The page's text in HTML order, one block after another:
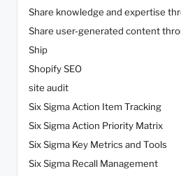
Share knowledge and expertise
Share user-generated content
Ship
Shopify SEO
site audit
Six Sigma Action Item Tracking
Six Sigma Action Priority Matrix
Six Sigma Key Metrics and Tools
Six Sigma Recall Management